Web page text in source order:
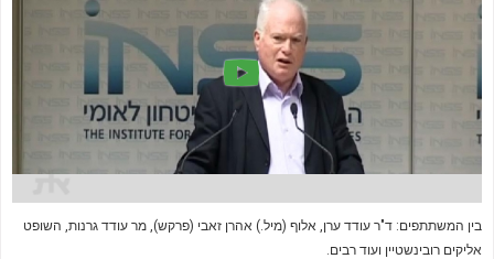
YouTube Channel
Lecture Series
Live Webcast
Medicine & Life Sciences
Science
Society & Politics
TAU General
בין המשתתפים: ד"ר עודד ערן, אלוף (מיל.) אהרן זאבי (פרקש), מר עודד גרנות, השופט
אליקים רובינשטיין ועוד רבים.